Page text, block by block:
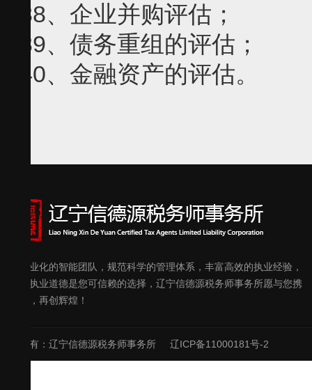
38、企业并购评估；
39、债务重组的评估；
40、金融资产的评估。
优秀专业化的智能团队，规范科学的管理体系，丰富高效的执业经验，
良好的执业道德是您可信赖的选择，辽宁信德源税务师事务所愿与您携
手共进，再创辉煌！
版权所有：辽宁信德源税务师事务所 辽ICP备11000181号-2